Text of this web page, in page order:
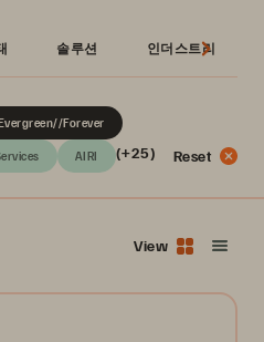
솔루션 인더스트리
AIRI
Forever
(+25) Reset
View